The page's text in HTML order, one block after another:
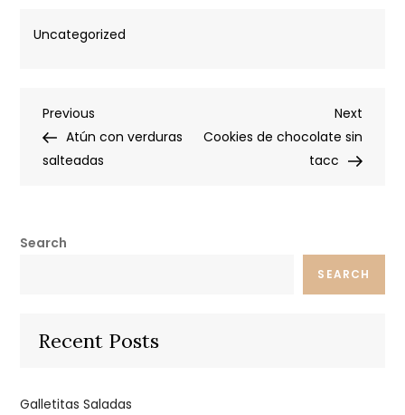
Uncategorized
Post
navigation
Previous
Post
Previous
Atún con verduras
salteadas
Next
Post
Next
Cookies de chocolate sin
tacc
Search
SEARCH
Recent Posts
Galletitas Saladas